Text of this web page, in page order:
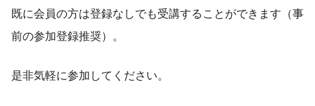
既に会員の方は登録なしでも受講することができます（事
前の参加登録推奨）。
是非気軽に参加してください。